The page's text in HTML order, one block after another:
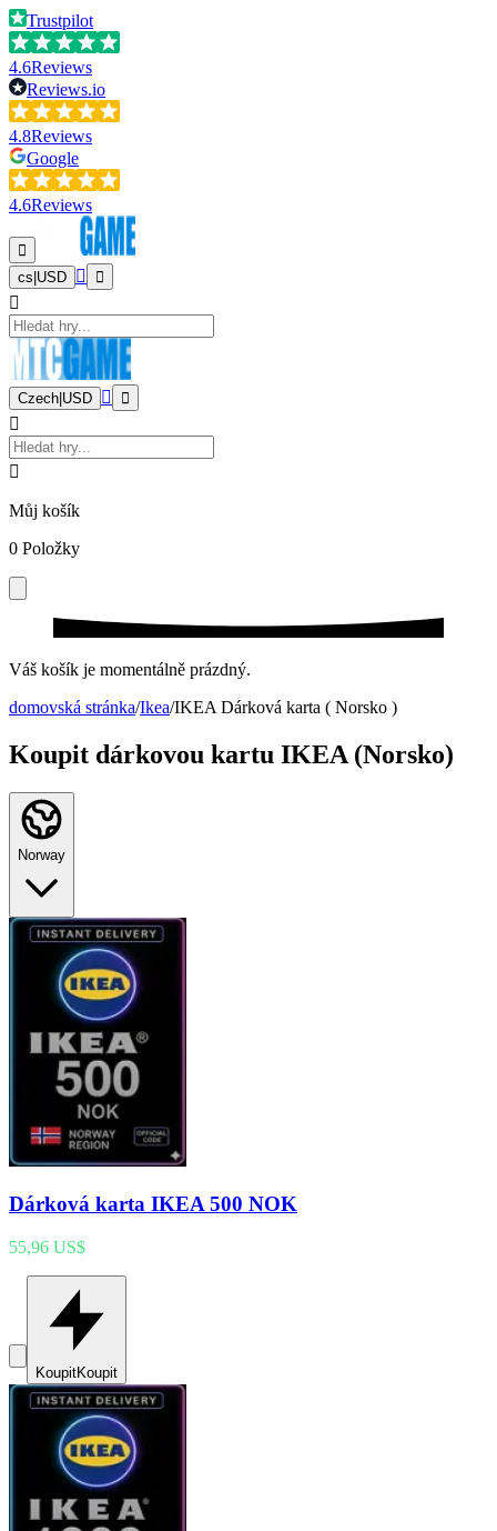
Trustpilot
4.6Reviews
Reviews.io
4.8Reviews
Google
4.6Reviews
cs USD
Czech USD
Můj košík
0 Položky
Váš košík je momentálně prázdný.
domovská stránka/Ikea/IKEA Dárková karta ( Norsko )
Koupit dárkovou kartu IKEA (Norsko)
Norway
Dárková karta IKEA 500 NOK
55,96 US$
KoupitKoupit